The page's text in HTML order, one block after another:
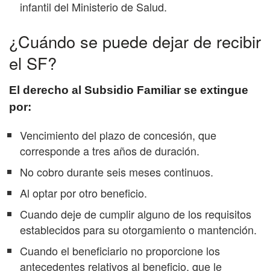
infantil del Ministerio de Salud.
¿Cuándo se puede dejar de recibir
el SF?
El derecho al Subsidio Familiar se extingue
por:
Vencimiento del plazo de concesión, que
corresponde a tres años de duración.
No cobro durante seis meses continuos.
Al optar por otro beneficio.
Cuando deje de cumplir alguno de los requisitos
establecidos para su otorgamiento o mantención.
Cuando el beneficiario no proporcione los
antecedentes relativos al beneficio, que le